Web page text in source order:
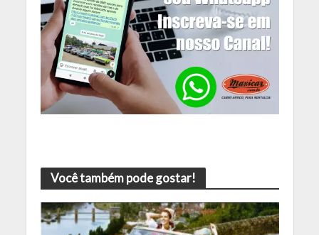
Você também pode gostar!